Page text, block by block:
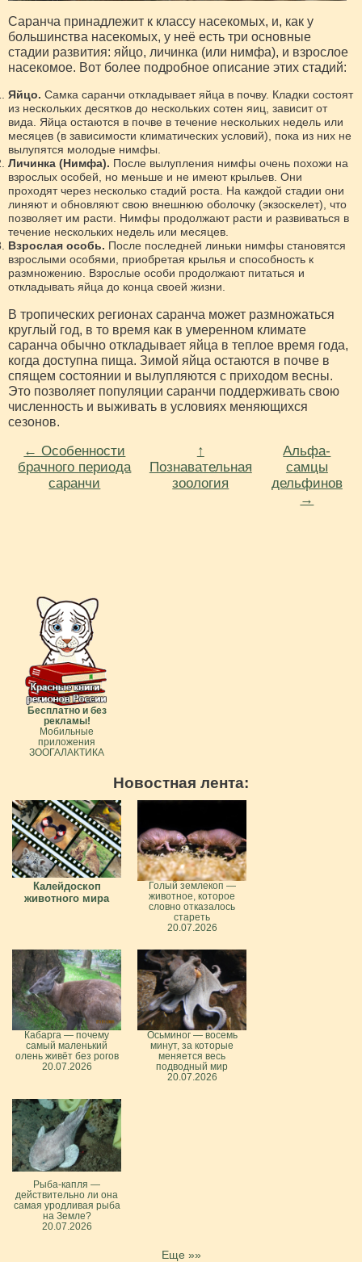
Саранча принадлежит к классу насекомых, и, как у
большинства насекомых, у неё есть три основные
стадии развития: яйцо, личинка (или нимфа), и взрослое
насекомое. Вот более подробное описание этих стадий:
Яйцо. Самка саранчи откладывает яйца в почву. Кладки состоят
из нескольких десятков до нескольких сотен яиц, зависит от
вида. Яйца остаются в почве в течение нескольких недель или
месяцев (в зависимости климатических условий), пока из них не
вылупятся молодые нимфы.
Личинка (Нимфа). После вылупления нимфы очень похожи на
взрослых особей, но меньше и не имеют крыльев. Они
проходят через несколько стадий роста. На каждой стадии они
линяют и обновляют свою внешнюю оболочку (экзоскелет), что
позволяет им расти. Нимфы продолжают расти и развиваться в
течение нескольких недель или месяцев.
Взрослая особь. После последней линьки нимфы становятся
взрослыми особями, приобретая крылья и способность к
размножению. Взрослые особи продолжают питаться и
откладывать яйца до конца своей жизни.
В тропических регионах саранча может размножаться
круглый год, в то время как в умеренном климате
саранча обычно откладывает яйца в теплое время года,
когда доступна пища. Зимой яйца остаются в почве в
спящем состоянии и вылупляются с приходом весны.
Это позволяет популяции саранчи поддерживать свою
численность и выживать в условиях меняющихся
сезонов.
← Особенности
брачного периода
саранчи
↑
Познавательная
зоология
Альфа-
самцы
дельфинов
→
Бесплатно и без
рекламы!
Мобильные
приложения
ЗООГАЛАКТИКА
Новостная лента:
Калейдоскоп
животного мира
Голый землекоп —
животное, которое
словно отказалось
стареть
20.07.2026
Кабарга — почему
самый маленький
олень живёт без рогов
20.07.2026
Осьминог — восемь
минут, за которые
меняется весь
подводный мир
20.07.2026
Рыба-капля —
действительно ли она
самая уродливая рыба
на Земле?
20.07.2026
Еще »»